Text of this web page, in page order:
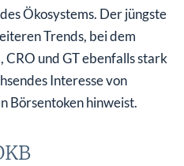
Ökosystems. Der jüngste
Trends, bei dem
CRO und GT ebenfalls stark
Interesse von
Börsentoken hinweist.